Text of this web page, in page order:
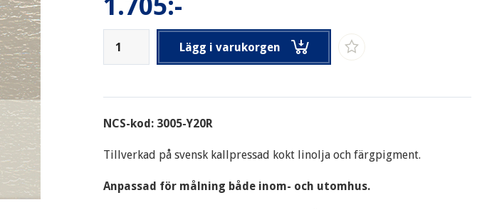
Lägg i varukorgen
NCS-kod: 3005-Y20R
Tillverkad på svensk kallpressad kokt linolja och färgpigment.
Anpassad för målning både inom- och utomhus.